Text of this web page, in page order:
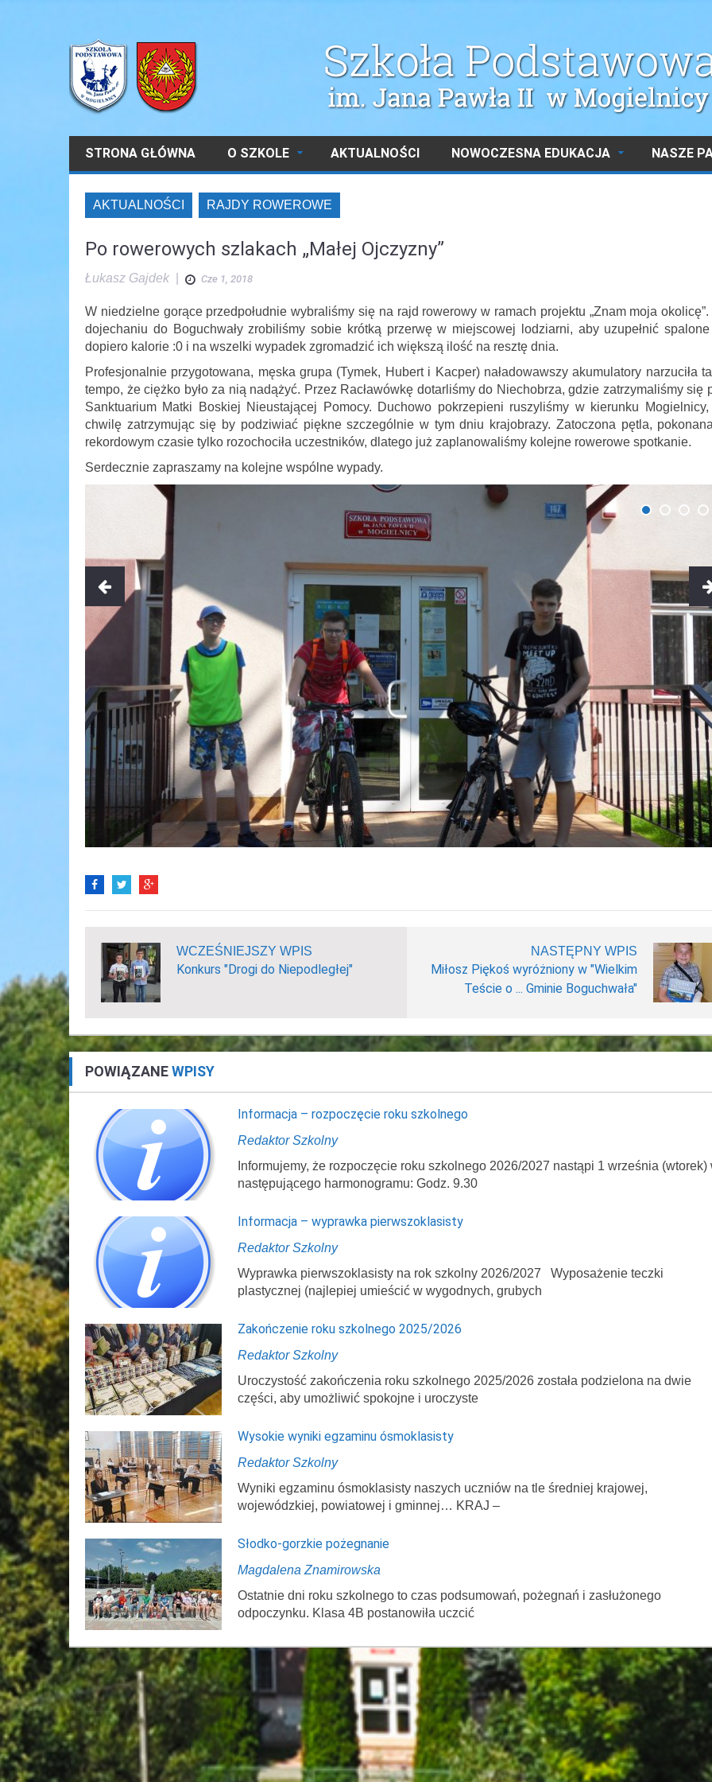
STRONA GŁÓWNA O SZKOLE AKTUALNOŚCI NOWOCZESNA EDUKACJA NASZE
AKTUALNOŚCI RAJDY ROWEROWE
Po rowerowych szlakach „Małej Ojczyzny”
Łukasz Gajdek Cze 1, 2018
W niedzielne gorące przedpołudnie wybraliśmy się na rajd rowerowy w ramach projektu „Znam moja okolicę”.
dojechaniu do Boguchwały zrobiliśmy sobie krótką przerwę w miejscowej lodziarni, aby uzupełnić
dopiero kalorie :0 i na wszelki wypadek zgromadzić ich większą ilość na resztę dnia.
Profesjonalnie przygotowana, męska grupa (Tymek, Hubert i Kacper) naładowawszy akumulatory narzuciła
tempo, że ciężko było za nią nadążyć. Przez Racławówkę dotarliśmy do Niechobrza, gdzie zatrzymaliśmy się
Sanktuarium Matki Boskiej Nieustającej Pomocy. Duchowo pokrzepieni ruszyliśmy w kierunku
chwilę zatrzymując się by podziwiać piękne szczególnie w tym dniu krajobrazy. Zatoczona pętla,
rekordowym czasie tylko rozochociła uczestników, dlatego już zaplanowaliśmy kolejne rowerowe spotkanie.
Serdecznie zapraszamy na kolejne wspólne wypady.
WCZEŚNIEJSZY WPIS
Konkurs "Drogi do Niepodległej"
NASTĘPNY WPIS
Miłosz Piękoś wyróżniony w "Wielkim
Teście o ... Gminie Boguchwała"
POWIĄZANEWPISY
Informacja – rozpoczęcie roku szkolnego
Redaktor Szkolny
Informujemy, że rozpoczęcie roku szkolnego 2026/2027 nastąpi 1 września (wtorek)
następującego harmonogramu: Godz. 9.30
Informacja – wyprawka pierwszoklasisty
Redaktor Szkolny
Wyprawka pierwszoklasisty na rok szkolny 2026/2027 Wyposażenie teczki
plastycznej (najlepiej umieścić w wygodnych, grubych
Zakończenie roku szkolnego 2025/2026
Redaktor Szkolny
Uroczystość zakończenia roku szkolnego 2025/2026 została podzielona na dwie
części, aby umożliwić spokojne i uroczyste
Wysokie wyniki egzaminu ósmoklasisty
Redaktor Szkolny
Wyniki egzaminu ósmoklasisty naszych uczniów na tle średniej krajowej,
wojewódzkiej, powiatowej i gminnej… KRAJ –
Słodko-gorzkie pożegnanie
Magdalena Znamirowska
Ostatnie dni roku szkolnego to czas podsumowań, pożegnań i zasłużonego
odpoczynku. Klasa 4B postanowiła uczcić